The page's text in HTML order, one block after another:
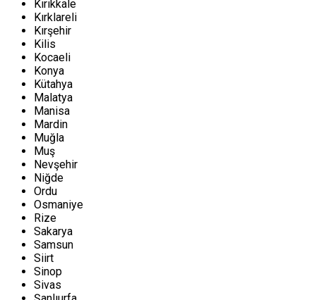
Kırıkkale
Kırklareli
Kırşehir
Kilis
Kocaeli
Konya
Kütahya
Malatya
Manisa
Mardin
Muğla
Muş
Nevşehir
Niğde
Ordu
Osmaniye
Rize
Sakarya
Samsun
Siirt
Sinop
Sivas